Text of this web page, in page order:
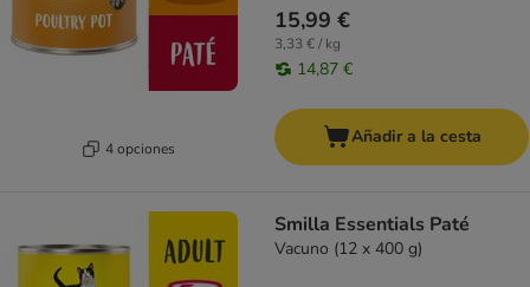
4 opciones
15,99 €
3,33 € / kg
14,87 €
Añadir a la cesta
Smilla Essentials Paté
Vacuno (12 x 400 g)